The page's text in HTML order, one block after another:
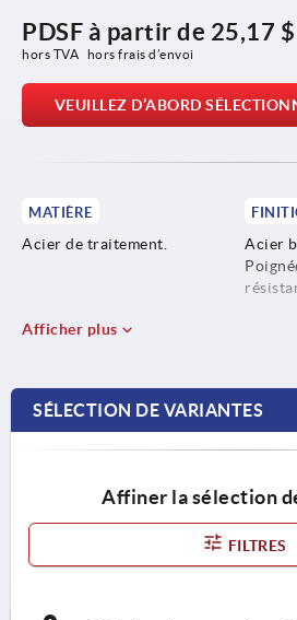
PDSF à partir de 25,17 $
hors TVA hors frais d’envoi
VEUILLEZ D’ABORD
MATIÈRE
Acier de traitement.
Acier
Afficher plus
SÉLECTION DE VARIANTES
Affiner la sélection
FILTRES